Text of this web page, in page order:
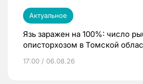
Актуальное
Язь заражен на 100%: число
описторхозом в Томской
17:00 / 06.08.26